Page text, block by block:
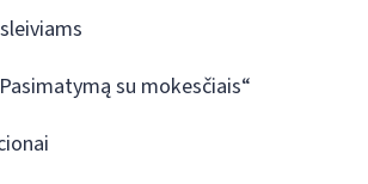
su mokesčiais“